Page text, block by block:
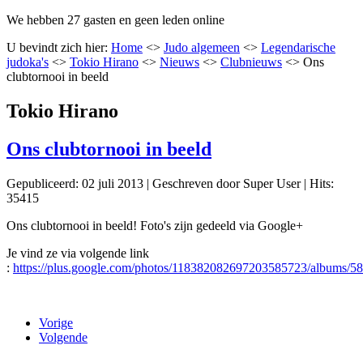
We hebben 27 gasten en geen leden online
U bevindt zich hier: Home <> Judo algemeen <> Legendarische
judoka's <> Tokio Hirano <> Nieuws <> Clubnieuws <> Ons
clubtornooi in beeld
Tokio Hirano
Ons clubtornooi in beeld
Gepubliceerd: 02 juli 2013 | Geschreven door Super User| Hits:
35415
Ons clubtornooi in beeld! Foto's zijn gedeeld via Google+
Je vind ze via volgende link
: https://plus.google.com/photos/118382082697203585723/albums/
Vorige
Volgende